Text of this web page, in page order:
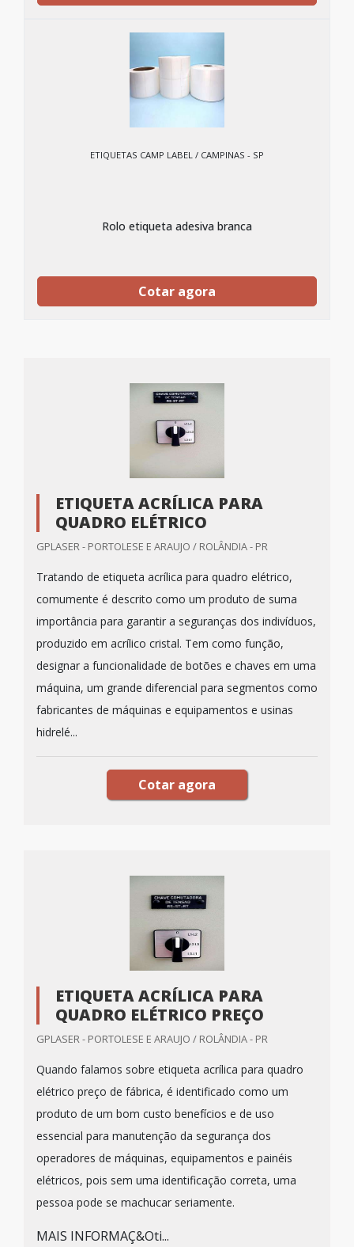
ETIQUETAS CAMP LABEL / CAMPINAS - SP
Rolo etiqueta adesiva branca
Cotar agora
ETIQUETA ACRÍLICA PARA
QUADRO ELÉTRICO
GPLASER - PORTOLESE E ARAUJO / ROLÂNDIA - PR
Tratando de etiqueta acrílica para quadro elétrico,
comumente é descrito como um produto de suma
importância para garantir a seguranças dos indivíduos,
produzido em acrílico cristal. Tem como função,
designar a funcionalidade de botões e chaves em uma
máquina, um grande diferencial para segmentos como
fabricantes de máquinas e equipamentos e usinas
hidrelé...
Cotar agora
ETIQUETA ACRÍLICA PARA
QUADRO ELÉTRICO PREÇO
GPLASER - PORTOLESE E ARAUJO / ROLÂNDIA - PR
Quando falamos sobre etiqueta acrílica para quadro
elétrico preço de fábrica, é identificado como um
produto de um bom custo benefícios e de uso
essencial para manutenção da segurança dos
operadores de máquinas, equipamentos e painéis
elétricos, pois sem uma identificação correta, uma
pessoa pode se machucar seriamente.
MAIS INFORMAÇ&Oti...